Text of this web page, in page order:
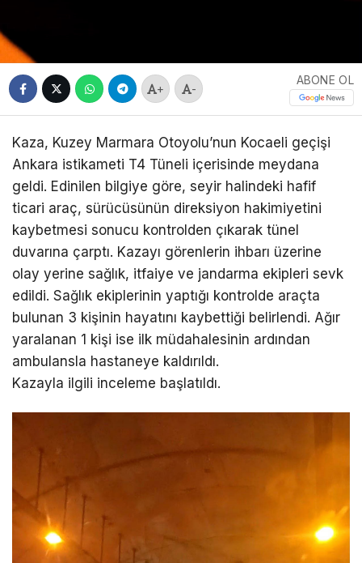
+ -
ABONE OL
Kaza, Kuzey Marmara Otoyolu’nun Kocaeli geçişi
Ankara istikameti T4 Tüneli içerisinde meydana
geldi. Edinilen bilgiye göre, seyir halindeki hafif
ticari araç, sürücüsünün direksiyon hakimiyetini
kaybetmesi sonucu kontrolden çıkarak tünel
duvarına çarptı. Kazayı görenlerin ihbarı üzerine
olay yerine sağlık, itfaiye ve jandarma ekipleri sevk
edildi. Sağlık ekiplerinin yaptığı kontrolde araçta
bulunan 3 kişinin hayatını kaybettiği belirlendi. Ağır
yaralanan 1 kişi ise ilk müdahalesinin ardından
ambulansla hastaneye kaldırıldı.
Kazayla ilgili inceleme başlatıldı.